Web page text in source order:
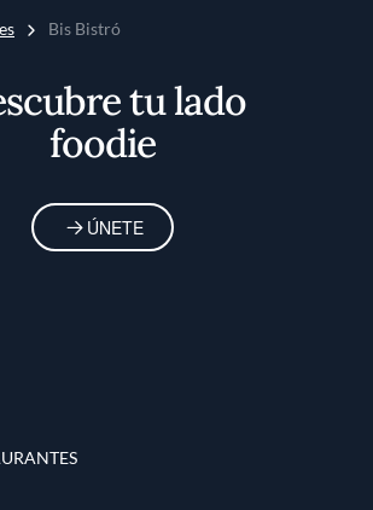
Bis Bistró
tu lado
foodie
ÚNETE